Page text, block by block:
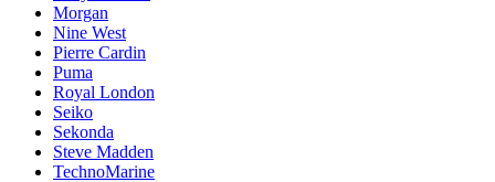
Morgan
Nine West
Pierre Cardin
Puma
Royal London
Seiko
Sekonda
Steve Madden
TechnoMarine